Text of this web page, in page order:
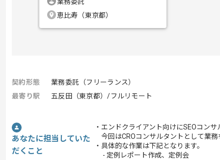
恵比寿（東京都）
契約形態
業務委託（フリーランス）
最寄り駅
五反田（東京都）/フルリモート
あなたに担当していた
だくこと
・エンドクライアント向けにSEOコン
今回はCROコンサルタントとして業
・具体的な作業は下記となります。
- 定例レポート作成、定例会